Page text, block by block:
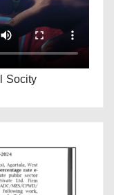
Socity